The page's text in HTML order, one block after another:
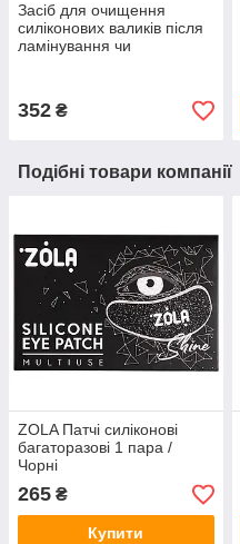
Засіб для очищення
силіконових валиків після
ламінування чи
Cleanser 50 г
352 ₴
Подібні товари компанії
ZOLA Патчі силіконові
багаторазові 1 пара /
Чорні
265 ₴
Купити